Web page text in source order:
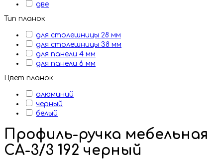
две
Тип планок
для столешницы 28 мм
для столешницы 38 мм
для панели 4 мм
для панели 6 мм
Цвет планок
алюминий
черный
белый
Профиль-ручка мебельная
СА-3/3 192 черный